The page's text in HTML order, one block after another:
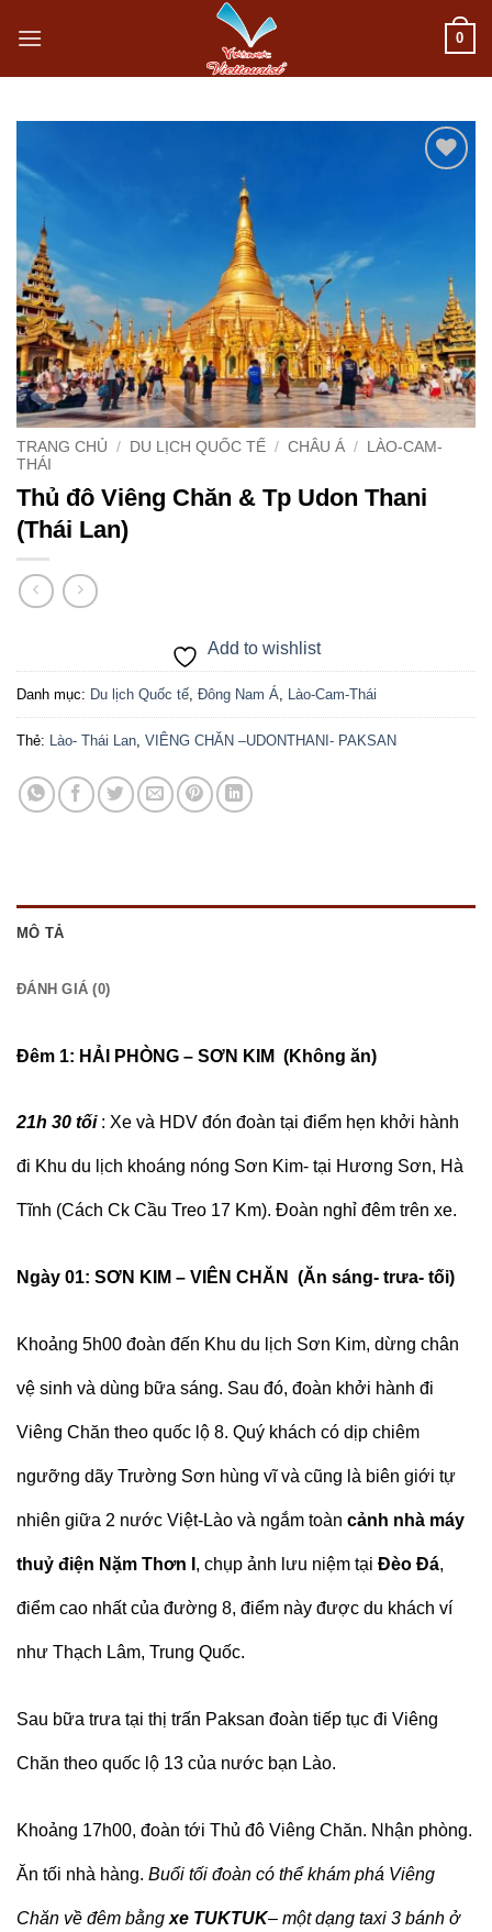
0
TRANG CHỦ / DU LỊCH QUỐC TẾ / CHÂU Á /
LÀO-CAM-
THÁI
Thủ đô Viêng Chăn & Tp Udon Thani
(Thái Lan)
Add to wishlist
Danh mục: Du lịch Quốc tế Đông Nam Á Lào-Cam-Thái
Thẻ: Lào- Thái Lan VIÊNG CHĂN –UDONTHANI- PAKSAN
MÔ TẢ
ĐÁNH GIÁ (0)
Đêm 1: HẢI PHÒNG – SƠN KIM (Không ăn)
21h 30 tối : Xe và HDV đón đoàn tại điểm hẹn khởi hành
đi Khu du lịch khoáng nóng Sơn Kim- tại Hương Sơn, Hà
Tĩnh (Cách Ck Cầu Treo 17 Km). Đoàn nghỉ đêm trên xe.
Ngày 01: SƠN KIM – VIÊN CHĂN (Ăn sáng- trưa- tối)
Khoảng 5h00 đoàn đến Khu du lịch Sơn Kim, dừng chân
vệ sinh và dùng bữa sáng. Sau đó, đoàn khởi hành đi
Viêng Chăn theo quốc lộ 8. Quý khách có dịp chiêm
ngưỡng dãy Trường Sơn hùng vĩ và cũng là biên giới tự
nhiên giữa 2 nước Việt-Lào và ngắm toàn cảnh nhà máy
thuỷ điện Nặm Thơn I , chụp ảnh lưu niệm tại Đèo Đá,
điểm cao nhất của đường 8, điểm này được du khách ví
như Thạch Lâm, Trung Quốc.
Sau bữa trưa tại thị trấn Paksan đoàn tiếp tục đi Viêng
Chăn theo quốc lộ 13 của nước bạn Lào.
Khoảng 17h00, đoàn tới Thủ đô Viêng Chăn. Nhận phòng.
Ăn tối nhà hàng. Buổi tối đoàn có thể khám phá Viêng
Chăn về đêm bằng xe TUKTUK– một dạng taxi 3 bánh ở